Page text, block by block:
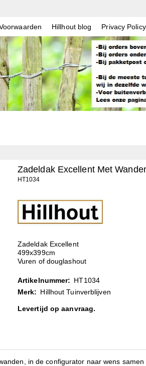
Hillhout blog Privacy Policy
Zadeldak Excellent Met
HT1034
Zadeldak Excellent
499x399cm
Vuren of douglashout
Artikelnummer: HT1034
Merk: Hillhout Tuinverblijven
Levertijd op aanvraag.
in de configurator naar wens samen